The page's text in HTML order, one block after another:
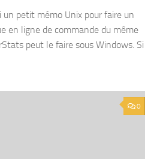
un petit mémo Unix pour faire un
en ligne de commande du même
peut le faire sous Windows. Si
0